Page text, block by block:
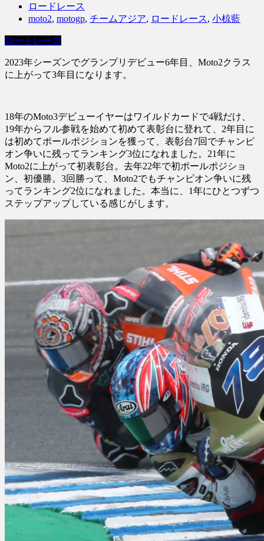
ロードレース
moto2, motogp, チームアジア, ロードレース, 小椋藍
ロードレース
2023年シーズンでグランプリデビュー6年目、Moto2クラス
に上がって3年目になります。
18年のMoto3デビューイヤーはワイルドカードで4戦だけ、
19年からフル参戦を始めて初めて表彰台に登れて、2年目に
は初めてポールポジションを獲って、表彰台7回でチャンピ
オン争いに残ってランキング3位になれました。21年に
Moto2に上がって初表彰台。去年22年で初ポールポジショ
ン、初優勝。3回勝って、Moto2でもチャンピオン争いに残
ってランキング2位になれました。本当に、1年にひとつずつ
ステップアップしている感じがします。